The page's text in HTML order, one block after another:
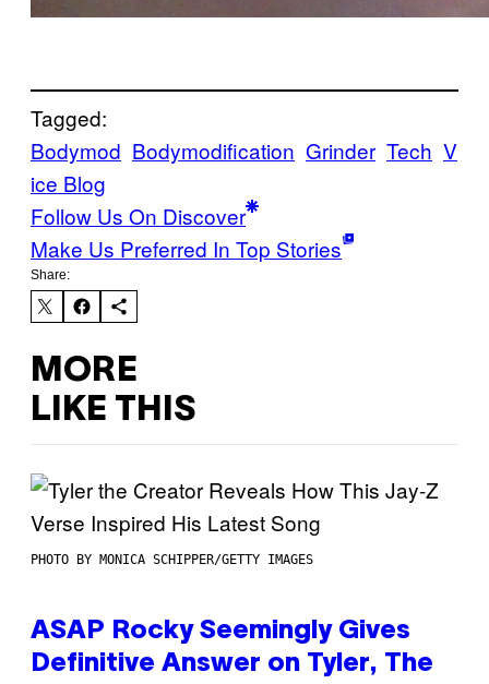
Tagged:
Bodymod Bodymodification Grinder Tech V
ice Blog
Follow Us On Discover
Make Us Preferred In Top Stories
Share:
MORE
LIKE THIS
PHOTO BY MONICA SCHIPPER/GETTY IMAGES
ASAP Rocky Seemingly Gives
Definitive Answer on Tyler, The